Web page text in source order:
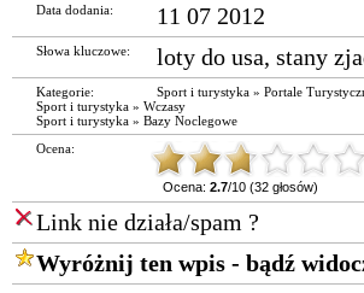
Data dodania: 11 07 2012
Słowa kluczowe: loty do usa, stany
Kategorie: Sport i turystyka » Portale
Sport i turystyka » Wczasy
Sport i turystyka » Bazy Noclegowe
Ocena:
Ocena: 2.7/10 (32 głosów)
Link nie działa/spam ?
Wyróżnij ten wpis - bądź